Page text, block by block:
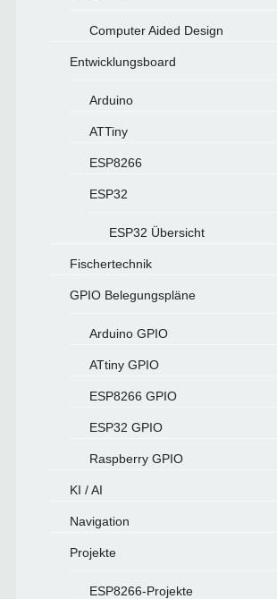
Computer Aided Design
Entwicklungsboard
Arduino
ATTiny
ESP8266
ESP32
ESP32 Übersicht
Fischertechnik
GPIO Belegungspläne
Arduino GPIO
ATtiny GPIO
ESP8266 GPIO
ESP32 GPIO
Raspberry GPIO
KI / AI
Navigation
Projekte
ESP8266-Projekte